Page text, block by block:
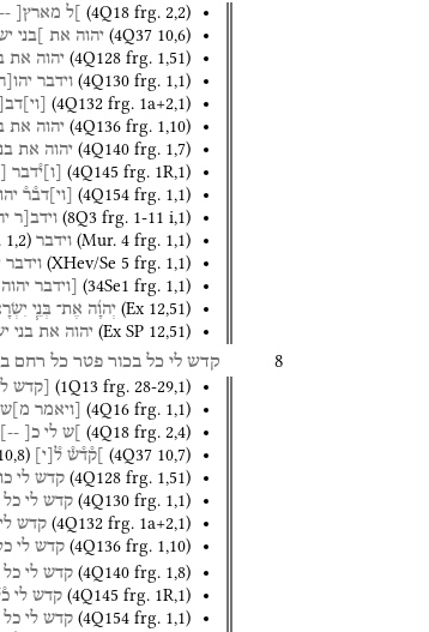
(4Q18 frg. 2,2) ]ל מארץ[ --]
(4Q37 10,6) יהוה את ]בני
(4Q128 frg. 1,51) יהוה את
(4Q130 frg. 1,1) וידבר
(4Q132 frg. 1a+2,1) וי דב
(4Q136 frg. 1,10) יהוה את
(4Q140 frg. 1,7) יהוה את
(4Q145 frg. 1R,1) ו י֯דבר
(4Q154 frg. 1,1) וי דב֯ר֯
(8Q3 frg. 1-11 i,1) וידב[ר
(Mur. 4 frg. 1,1) וידבר 1,2)
(XHev/Se 5 frg. 1,1) וידבר
(34Se1 frg. 1,1) [וידבר יהוה
(Ex 12,51) יְהוָ֜ה אֶת־ בְּנֵ֧י
(Ex SP 12,51) יהוה את בני
8 קדש לי כל בכור פטר כל רחם
(1Q13 frg. 28-29,1) [קדש
(4Q16 frg. 1,1) [ויאמר
(4Q18 frg. 2,4) ]ש לי כ[ --]
(4Q37 10,7) ]ק֯ד֯ש֯ ל֯ י ,8)
(4Q128 frg. 1,51) קדש לי
(4Q130 frg. 1,1) קדש לי כל
(4Q132 frg. 1a+2,1) קדש לי
(4Q136 frg. 1,10) קדש לי
(4Q140 frg. 1,8) קדש לי כל
(4Q145 frg. 1R,1) קדש לי
(4Q154 frg. 1,1) קדש לי כל